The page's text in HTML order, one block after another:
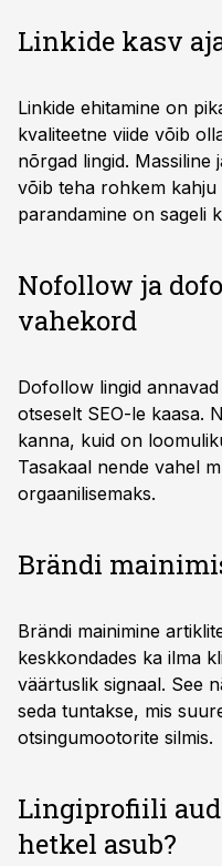
Linkide kasv
Linkide ehitamine on
kvaliteetne viide võib
nõrgad lingid. Massiline
võib teha rohkem kahju
parandamine on sageli
Nofollow ja
vahekord
Dofollow lingid
otseselt SEO-le kaasa.
kanna, kuid on
Tasakaal nende vahel
orgaanilisemaks.
Brändi
Brändi mainimine
keskkondades ka ilma
väärtuslik signaal. See
seda tuntakse, mis
otsingumootorite silmis.
Lingiprofiili
hetkel asub?